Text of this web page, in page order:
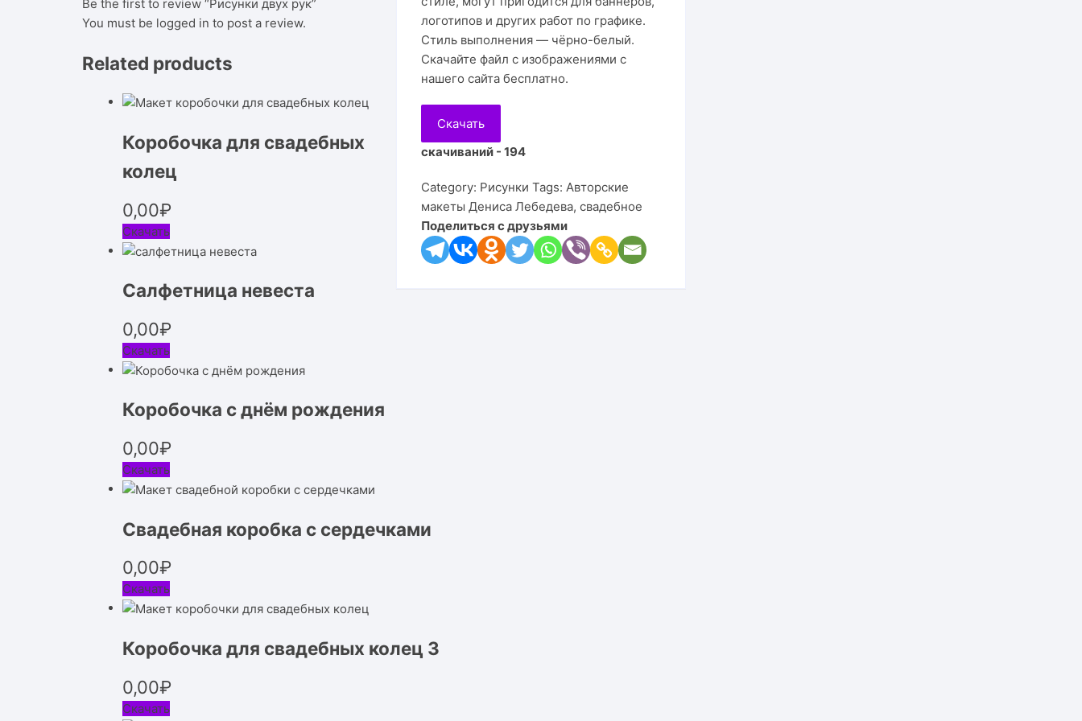
Цветы
Деревья
Клипарт
Животные
Птицы
Для детей
Мебель
Религия
логотипов и других работ по графике.
Стиль выполнения — чёрно-белый.
Скачайте файл с изображениями с
нашего сайта бесплатно.
Скачать
скачиваний - 194
Category: Рисунки Tags: Авторские
макеты Дениса Лебедева, свадебное
Поделиться с друзьями
Be the first to review “Рисунки двух рук”
You must be logged in to post a review.
Related products
Коробочка для свадебных
колец
0,00₽
Скачать
Салфетница невеста
0,00₽
Скачать
Коробочка с днём рождения
0,00₽
Скачать
Свадебная коробка с сердечками
0,00₽
Скачать
Коробочка для свадебных колец 3
0,00₽
Скачать